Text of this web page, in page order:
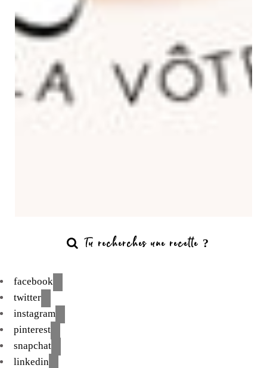
facebook
twitter
instagram
pinterest
snapchat
linkedin